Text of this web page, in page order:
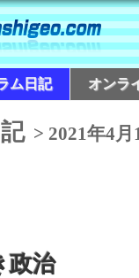
ム日記 オンラ
> 2021年4月
政治